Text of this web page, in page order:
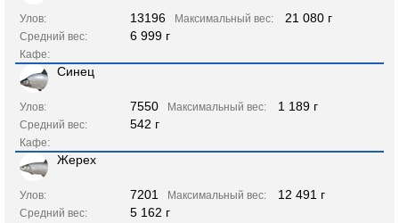
Улов: 13196 Максимальный вес: 21 080 г
Средний вес: 6 999 г
Кафе:
Синец
Улов: 7550 Максимальный вес: 1 189 г
Средний вес: 542 г
Кафе:
Жерех
Улов: 7201 Максимальный вес: 12 491 г
Средний вес: 5 162 г